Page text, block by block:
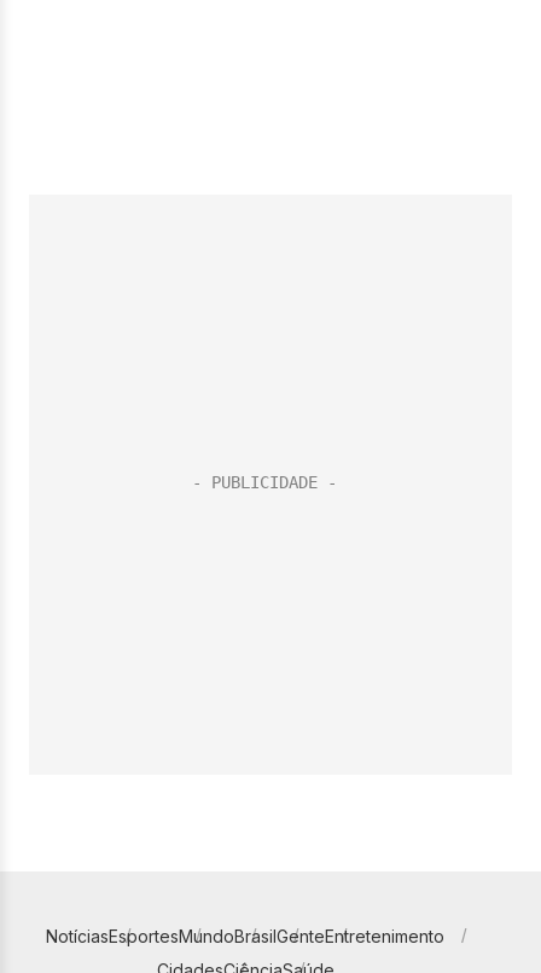
NotíciasEsportesMundoBrasilGenteEntretenimento